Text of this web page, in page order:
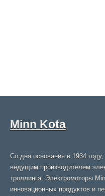
Minn Kota
Со дня основания в 1934
ведущим производителем
троллинга. Электромоторы
инновационных продуктов и